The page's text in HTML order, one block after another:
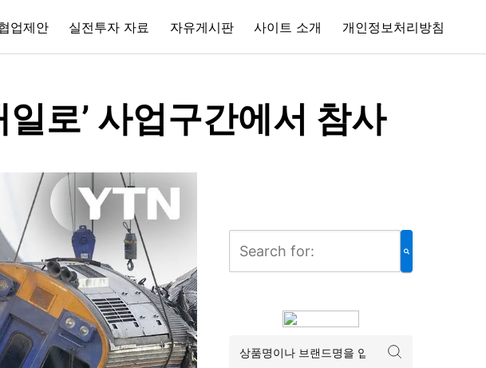
업제안 실전투자 자료 자유게시판 사이트 소개 개인정보처리방침
로’ 사업구간에서 참사